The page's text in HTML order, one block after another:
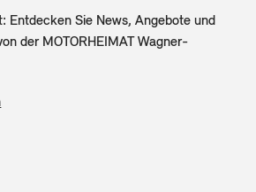
Entdecken Sie News, Angebote und
der MOTORHEIMAT Wagner-